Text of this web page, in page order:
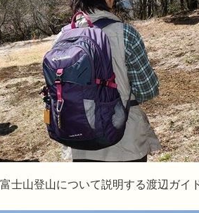
説明する渡辺ガイ